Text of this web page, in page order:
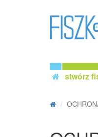
stwórz